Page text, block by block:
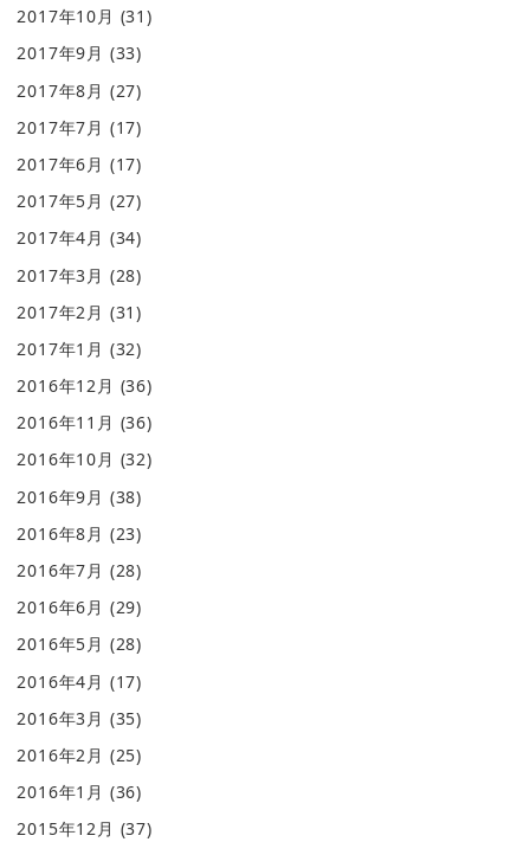
2017年10月 (31)
2017年9月 (33)
2017年8月 (27)
2017年7月 (17)
2017年6月 (17)
2017年5月 (27)
2017年4月 (34)
2017年3月 (28)
2017年2月 (31)
2017年1月 (32)
2016年12月 (36)
2016年11月 (36)
2016年10月 (32)
2016年9月 (38)
2016年8月 (23)
2016年7月 (28)
2016年6月 (29)
2016年5月 (28)
2016年4月 (17)
2016年3月 (35)
2016年2月 (25)
2016年1月 (36)
2015年12月 (37)